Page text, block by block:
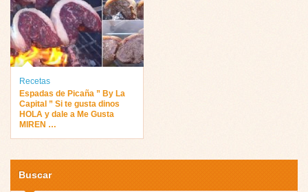
Recetas
Espadas de Picaña ” By La
Capital ” Si te gusta dinos
HOLA y dale a Me Gusta
MIREN …
Buscar